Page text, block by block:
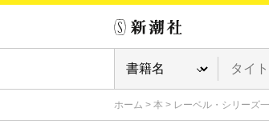
ホーム > 本 > レーベル・シリーズ